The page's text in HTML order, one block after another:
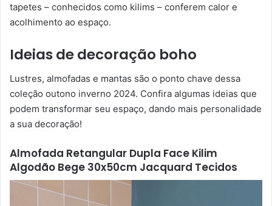
tapetes – conhecidos como kilims – conferem calor e
acolhimento ao espaço.
Ideias de decoração boho
Lustres, almofadas e mantas são o ponto chave dessa
coleção outono inverno 2024. Confira algumas ideias que
podem transformar seu espaço, dando mais personalidade
a sua decoração!
Almofada Retangular Dupla Face Kilim
Algodão Bege 30x50cm Jacquard Tecidos